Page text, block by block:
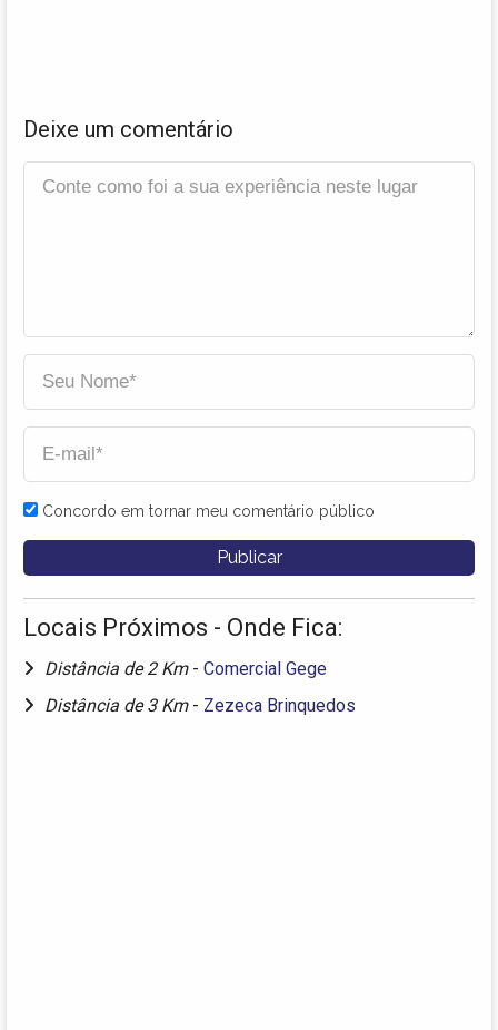
Deixe um comentário
Concordo em tornar meu comentário público
Locais Próximos - Onde Fica:
Distância de 2 Km - Comercial Gege
Distância de 3 Km - Zezeca Brinquedos